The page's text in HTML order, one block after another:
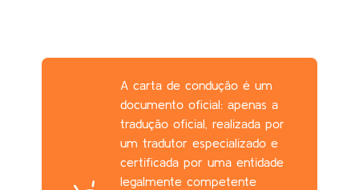
A carta de condução é um
documento oficial: apenas a
tradução oficial, realizada por
um tradutor especializado e
certificada por uma entidade
legalmente competente